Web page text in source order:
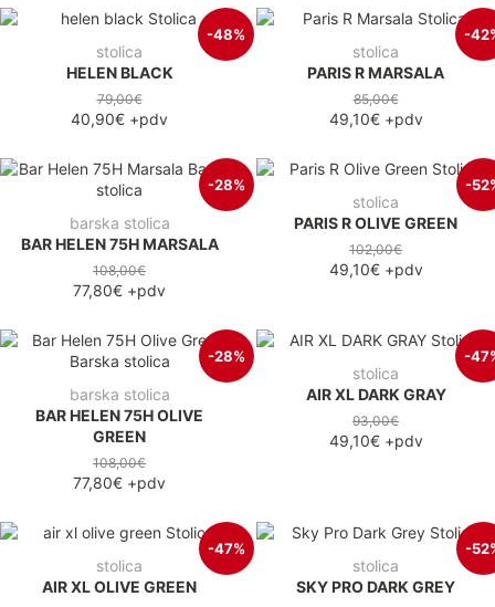
-48%
stolica
HELEN BLACK
79,00€
40,90€ +pdv
-
stolica
PARIS R MARSALA
85,00€
49,10€+pdv
-28%
barska stolica
BAR HELEN 75H MARSALA
108,00€
77,80€ +pdv
-
stolica
PARIS R OLIVE GREEN
102,00€
49,10€+pdv
-28%
barska stolica
BAR HELEN 75H OLIVE
GREEN
108,00€
77,80€ +pdv
-
stolica
AIR XL DARK GRAY
93,00€
49,10€+pdv
-47%
stolica
AIR XL OLIVE GREEN
-
stolica
SKY PRO DARK GREY